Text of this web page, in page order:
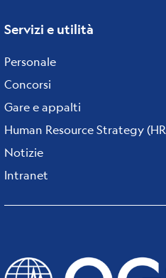
Servizi e utilità
Personale
Concorsi
Gare e appalti
Human Resource Strategy
Notizie
Intranet